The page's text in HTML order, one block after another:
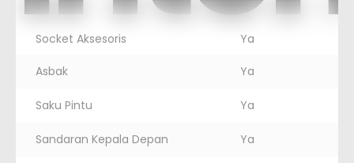
Socket Aksesoris Ya
Asbak Ya
Saku Pintu Ya
Sandaran Kepala Depan Ya